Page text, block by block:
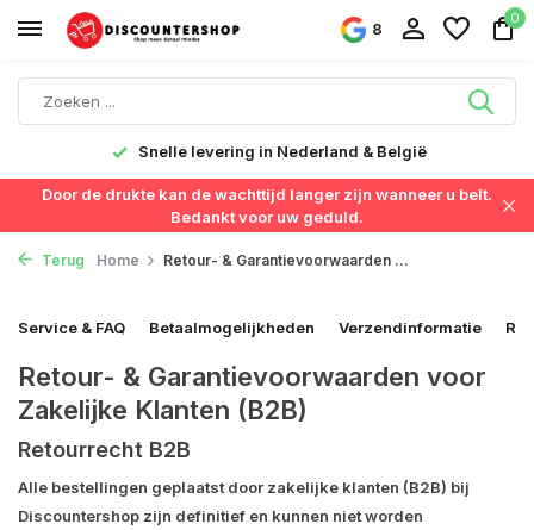
8
0
Snelle levering in Nederland & België
Door de drukte kan de wachttijd langer zijn wanneer u belt.
Bedankt voor uw geduld.
Terug Home Retour- & Garantievoorwaarden ...
Service & FAQ Betaalmogelijkheden Verzendinformatie
Retour- & Garantievoorwaarden voor
Zakelijke Klanten (B2B)
Retourrecht B2B
Alle bestellingen geplaatst door zakelijke klanten (B2B) bij
Discountershop zijn definitief en kunnen niet worden